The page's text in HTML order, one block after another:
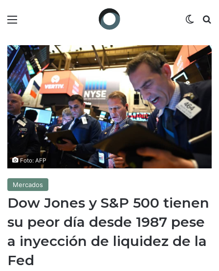
Foto: AFP
Mercados
Dow Jones y S&P 500 tienen
su peor día desde 1987 pese
a inyección de liquidez de la
Fed